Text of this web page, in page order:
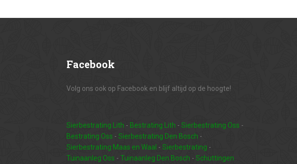
Facebook
Volg ons ook op Facebook en blijf altijd op de hoogte!
Sierbestrating Lith - Bestrating Lith - Sierbestrating Oss -
Bestrating Oss - Sierbestrating Den Bosch -
Sierbestrating Maas en Waal - Sierbestrating -
Tuinaanleg Oss - Tuinaanleg Den Bosch - Schuttingen